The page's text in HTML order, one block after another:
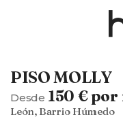
PISO MOLLY
Desde 150 € por
León, Barrio Húmedo